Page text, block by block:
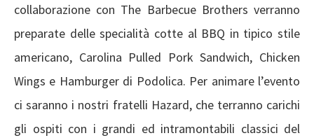
collaborazione con The Barbecue Brothers verranno
preparate delle specialità cotte al BBQ in tipico stile
americano, Carolina Pulled Pork Sandwich, Chicken
Wings e Hamburger di Podolica. Per animare l’evento
ci saranno i nostri fratelli Hazard, che terranno carichi
gli ospiti con i grandi ed intramontabili classici del